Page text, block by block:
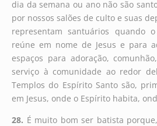
dia da semana ou ano não são
por nossos salões de culto e suas
representam santuários quando
reúne em nome de Jesus e para
espaços para adoração,
serviço à comunidade ao redor
Templos do Espírito Santo são,
em Jesus, onde o Espírito habita,
28. É muito bom ser batista